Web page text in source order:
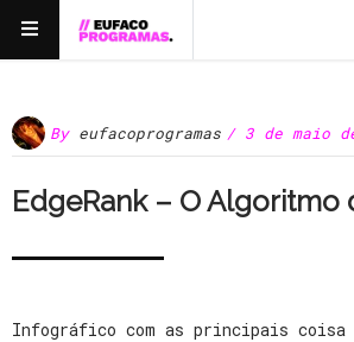
By eufacoprogramas / 3 de maio
EdgeRank – O Algoritmo
Infográfico com as principais coisa